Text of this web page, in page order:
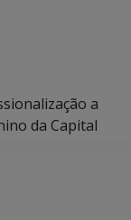
a
da Capital